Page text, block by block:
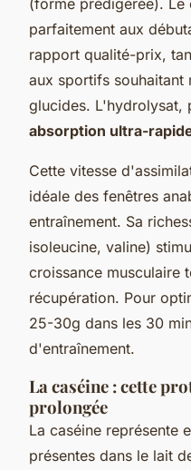
parfaitement aux
rapport qualité-prix,
aux sportifs souhaitant
glucides. L'hydrolysat,
absorption ultra-
Cette vitesse
idéale des fenêtres
entraînement. Sa
isoleucine, valine)
croissance musculaire
récupération. Pour
25-30g dans les 30
d'entraînement.
La caséine : cette
prolongée
La caséine représente
présentes dans le lait